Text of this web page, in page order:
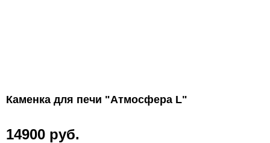
Каменка для печи "Атмосфера L"
14900 руб.